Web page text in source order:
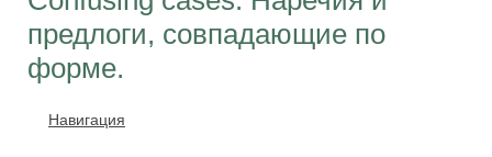
предлоги, совпадающие по
форме.
Навигация